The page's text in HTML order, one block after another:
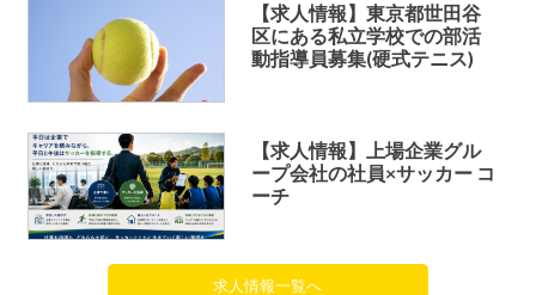
【求人情報】東京都世田谷
区にある私立学校での部活
動指導員募集(硬式テニス)
【求人情報】上場企業グル
ープ会社の社員×サッカー コ
ーチ
求人情報一覧へ